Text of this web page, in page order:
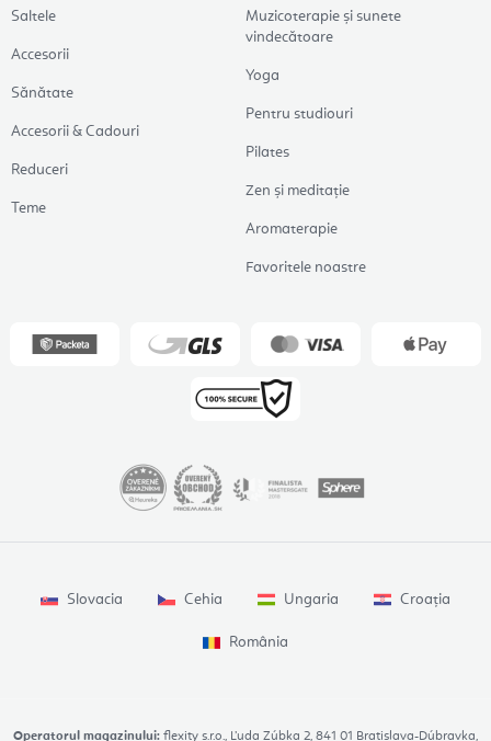
Saltele
Accesorii
Sănătate
Accesorii & Cadouri
Reduceri
Teme
Muzicoterapie și sunete
vindecătoare
Yoga
Pentru studiouri
Pilates
Zen și meditație
Aromaterapie
Favoritele noastre
Slovacia Cehia Ungaria Croația
România
Operatorul magazinului: flexity s.r.o., Ľuda Zúbka 2, 841 01 Bratislava-Dúbravka,